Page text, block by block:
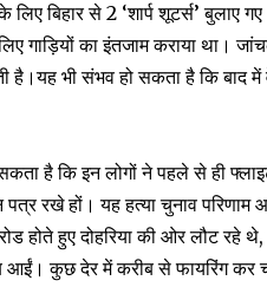
बिहार से 2 ‘शार्प शूटर्स’ बुलाए
गाड़ियों का इंतजाम कराया था।
भी संभव हो सकता है कि बाद में
है कि इन लोगों ने पहले से ही
रखे हों। यह हत्या चुनाव परिणाम
होते हुए दोहरिया की ओर लौट रहे
कुछ देर में करीब से फायरिंग कर